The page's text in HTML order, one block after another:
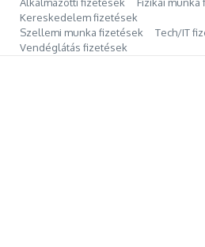
Kereskedelem fizetések
Szellemi munka fizetések
Tech/IT
Vendéglátás fizetések